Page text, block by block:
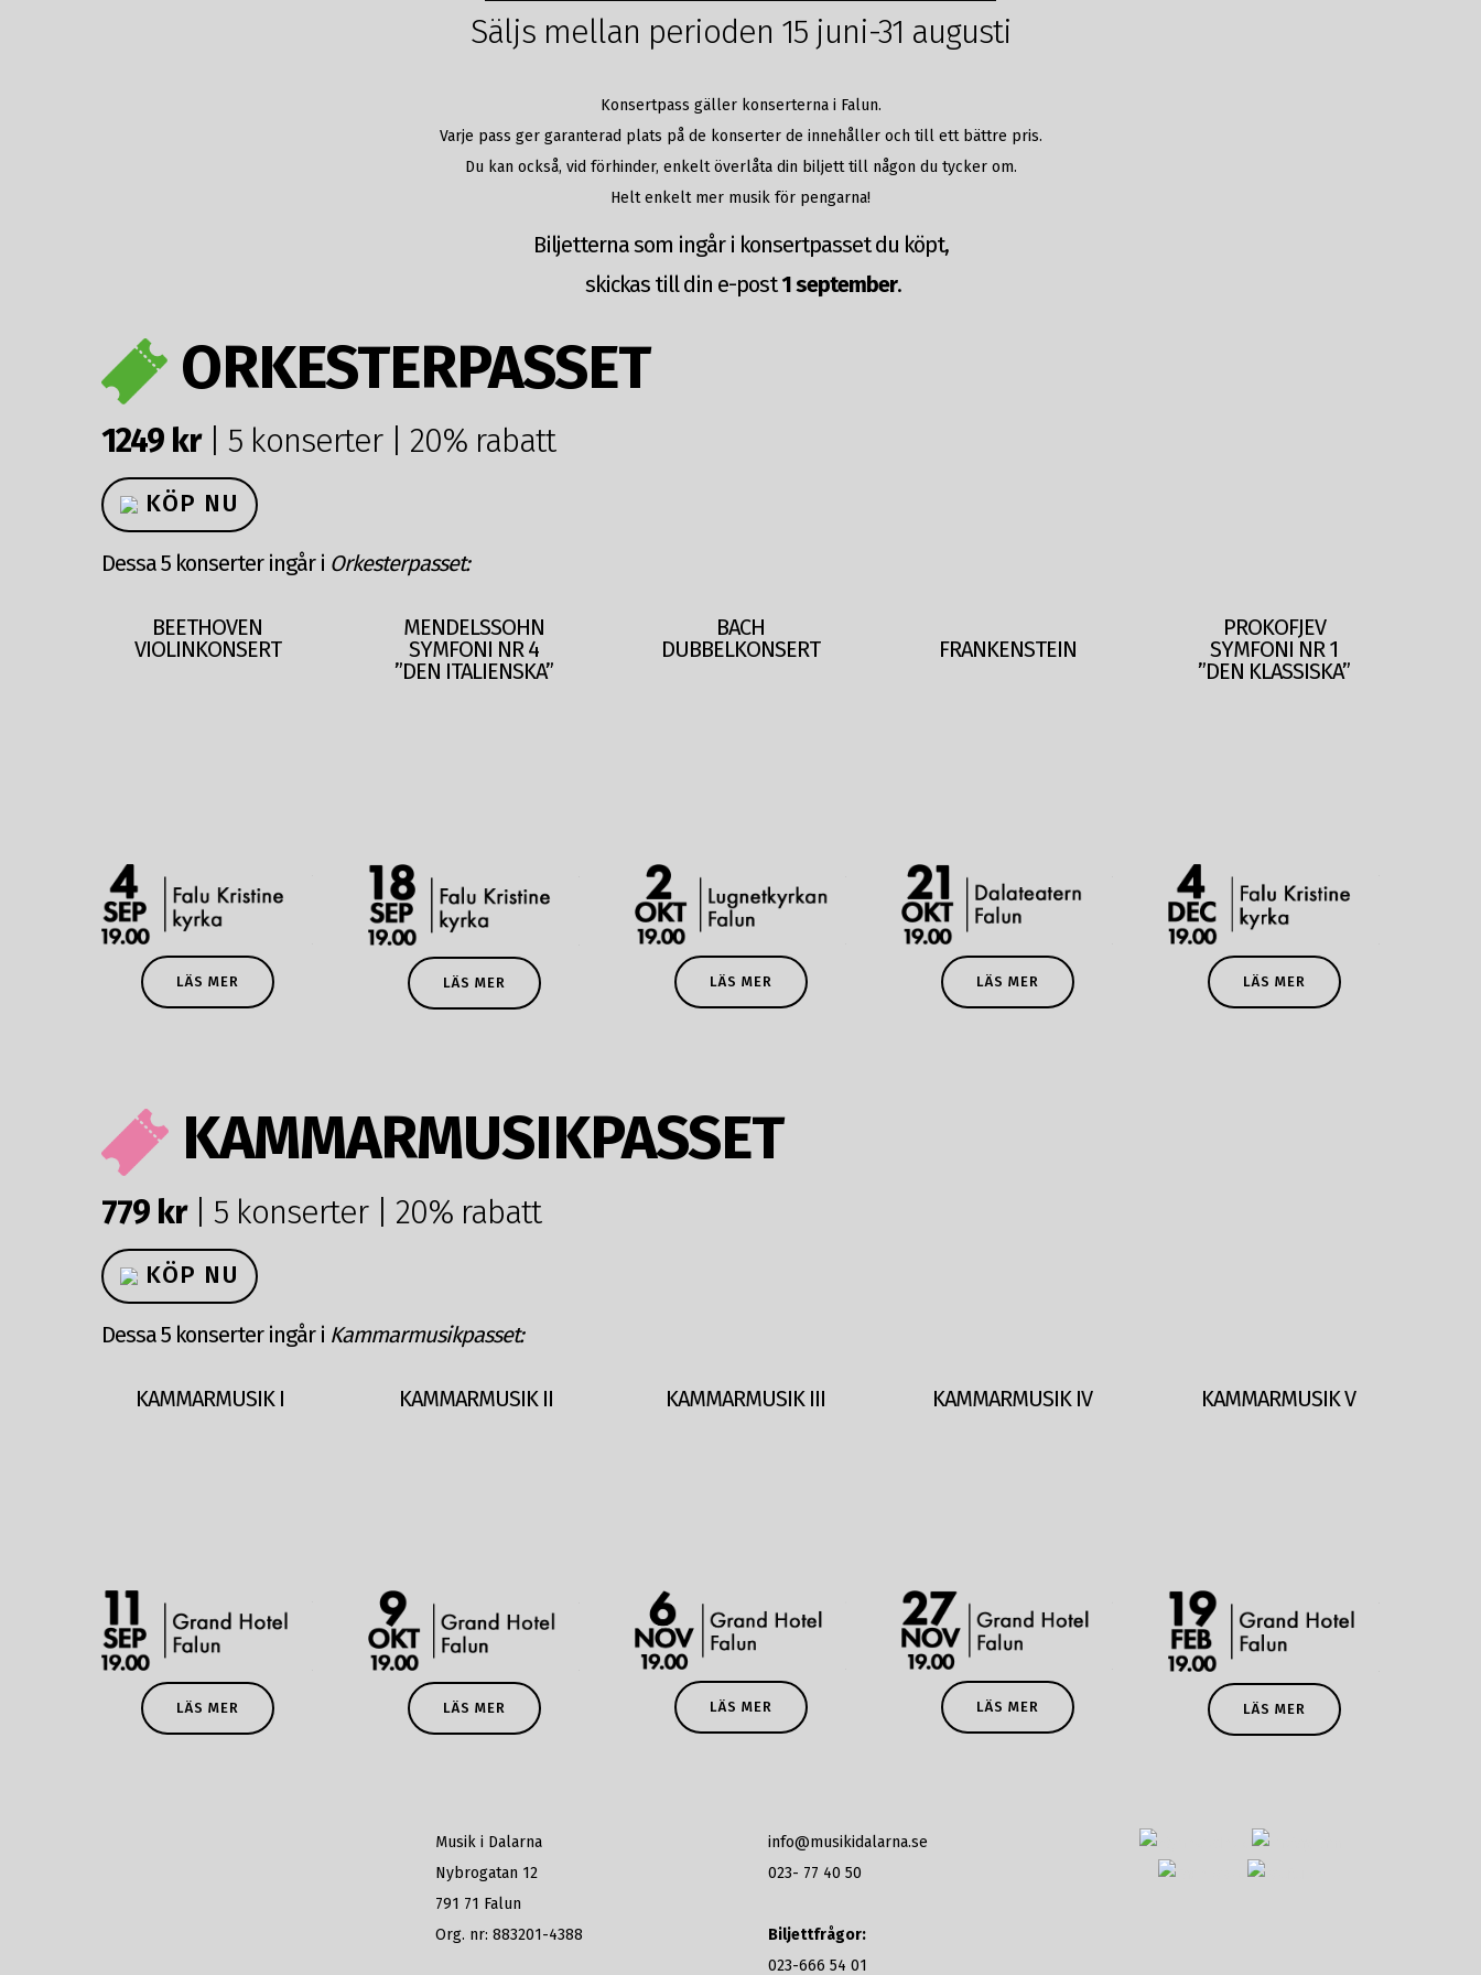
Säljs mellan perioden 15 juni-31 augusti
Konsertpass gäller konserterna i Falun.
Varje pass ger garanterad plats på de konserter de innehåller och till ett bättre pris.
Du kan också, vid förhinder, enkelt överlåta din biljett till någon du tycker om.
Helt enkelt mer musik för pengarna!
Biljetterna som ingår i konsertpasset du köpt,
skickas till din e-post1 september.
ORKESTERPASSET
1249 kr| 5 konserter | 20% rabatt
KÖP NU
Dessa 5 konserter ingår i Orkesterpasset:
BEETHOVEN
VIOLINKONSERT
LÄS MER
MENDELSSOHN
SYMFONI NR 4
”DEN ITALIENSKA”
LÄS MER
BACH
DUBBELKONSERT
LÄS MER
FRANKENSTEIN
LÄS MER
PROKOFJEV
SYMFONI NR 1
”DEN KLASSISKA”
LÄS MER
KAMMARMUSIKPASSET
779 kr| 5 konserter | 20% rabatt
KÖP NU
Dessa 5 konserter ingår i Kammarmusikpasset:
KAMMARMUSIK I
LÄS MER
KAMMARMUSIK II
LÄS MER
KAMMARMUSIK III
LÄS MER
KAMMARMUSIK IV
LÄS MER
KAMMARMUSIK V
LÄS MER
Musik i Dalarna
Nybrogatan 12
791 71 Falun
Org. nr: 883201-4388
info@musikidalarna.se
023- 77 40 50
Biljettfrågor:
023-666 54 01